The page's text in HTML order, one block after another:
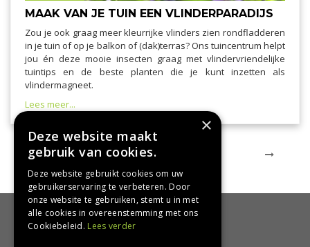
MAAK VAN JE TUIN EEN VLINDERPARADIJS
Zou je ook graag meer kleurrijke vlinders zien rondfladderen
in je tuin of op je balkon of (dak)terras? Ons tuincentrum helpt
jou én deze mooie insecten graag met vlindervriendelijke
tuintips en de beste planten die je kunt inzetten als
vlindermagneet.
Lees meer...
1 2 3
HANDIG
×
Deze website maakt
gebruik van cookies.
Deze website gebruikt cookies om uw
gebruikerservaring te verbeteren. Door
onze website te gebruiken, stemt u in met
alle cookies in overeenstemming met ons
Cookiebeleid. Lees verder